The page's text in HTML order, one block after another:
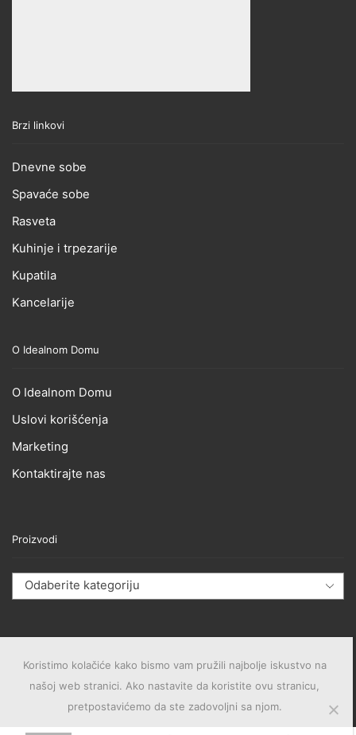
Brzi linkovi
Dnevne sobe
Spavaće sobe
Rasveta
Kuhinje i trpezarije
Kupatila
Kancelarije
O Idealnom Domu
O Idealnom Domu
Uslovi korišćenja
Marketing
Kontaktirajte nas
Proizvodi
Odaberite kategoriju
Koristimo kolačiće kako bismo vam pružili najbolje iskustvo na
našoj web stranici. Ako nastavite da koristite ovu stranicu,
pretpostavićemo da ste zadovoljni sa njom.